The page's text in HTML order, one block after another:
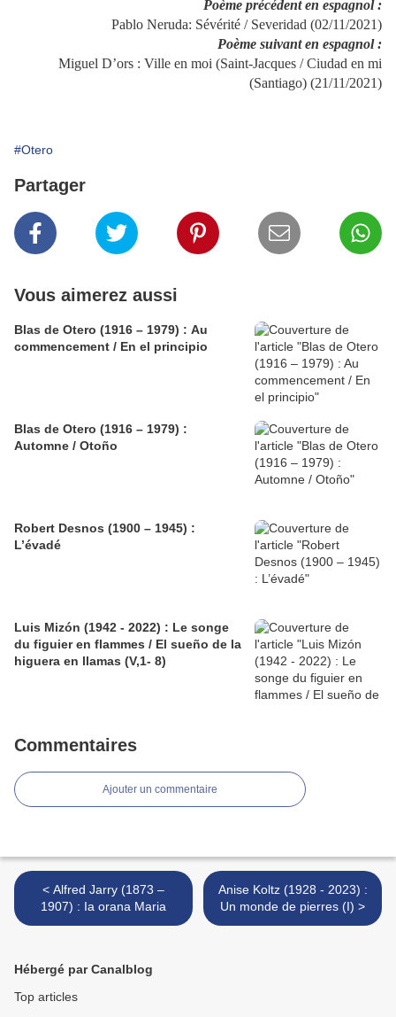
Poème précédent en espagnol :
Pablo Neruda: Sévérité / Severidad (02/11/2021)
Poème suivant en espagnol :
Miguel D’ors : Ville en moi (Saint-Jacques / Ciudad en mi
(Santiago) (21/11/2021)
#Otero
Partager
Vous aimerez aussi
Blas de Otero (1916 – 1979) : Au
commencement / En el principio
Blas de Otero (1916 – 1979) :
Automne / Otoño
Robert Desnos (1900 – 1945) :
L’évadé
Luis Mizón (1942 - 2022) : Le songe
du figuier en flammes / El sueño de la
higuera en llamas (V,1- 8)
Commentaires
Ajouter un commentaire
< Alfred Jarry (1873 –
1907) : Ia orana Maria
Anise Koltz (1928 - 2023) :
Un monde de pierres (I) >
Hébergé par Canalblog
Top articles